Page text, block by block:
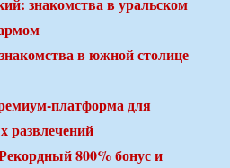
в южной столице
платформа для
развлечений
800% бонус и